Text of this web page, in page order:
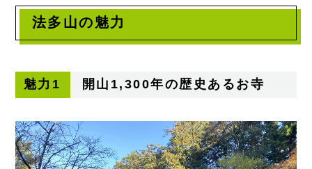
法多山の魅力
魅力1 開山1,300年の歴史あるお寺